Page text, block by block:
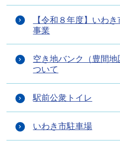
【令和８年度】いわ
事業
空き地バンク（豊間
ついて
駅前公衆トイレ
いわき市駐車場